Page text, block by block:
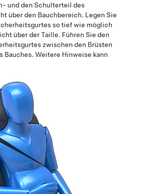
und den Schulterteil des
über den Bauchbereich. Legen Sie
so tief wie möglich
über der Taille. Führen Sie den
zwischen den Brüsten
Bauches. Weitere Hinweise kann